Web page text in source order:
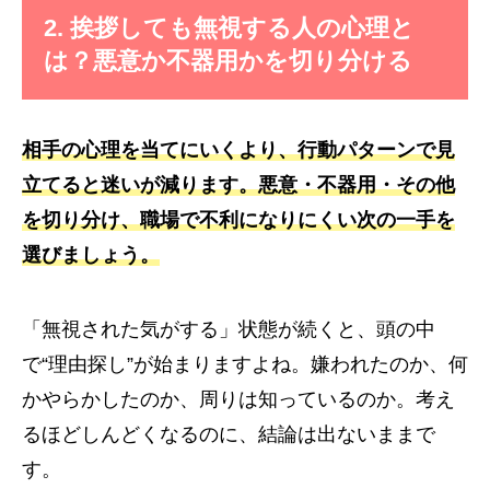
2. 挨拶しても無視する人の心理と
は？悪意か不器用かを切り分ける
相手の心理を当てにいくより、行動パターンで見
立てると迷いが減ります。悪意・不器用・その他
を切り分け、職場で不利になりにくい次の一手を
選びましょう。
「無視された気がする」状態が続くと、頭の中
で“理由探し”が始まりますよね。嫌われたのか、何
かやらかしたのか、周りは知っているのか。考え
るほどしんどくなるのに、結論は出ないままで
す。